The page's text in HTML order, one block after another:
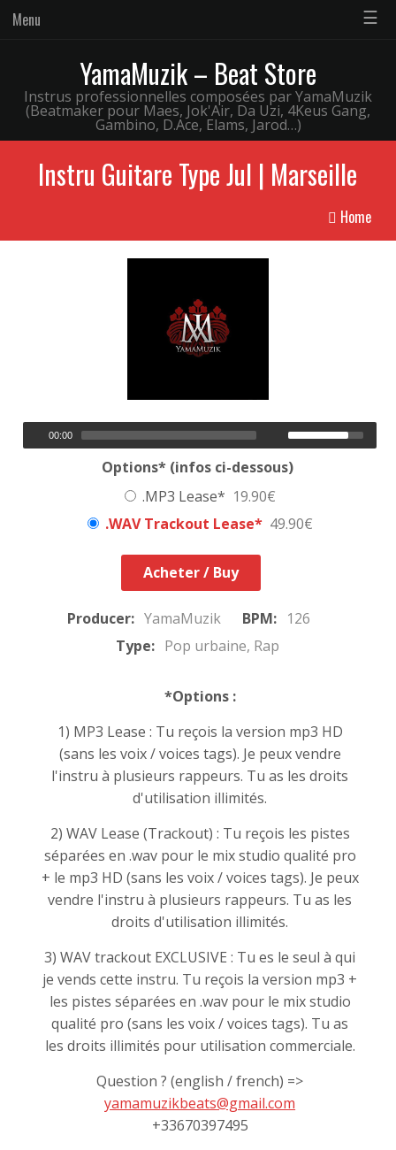
Menu ☰
YamaMuzik – Beat Store
Instrus professionnelles composées par YamaMuzik
(Beatmaker pour Maes, Jok'Air, Da Uzi, 4Keus Gang,
Gambino, D.Ace, Elams, Jarod…)
Instru Guitare Type Jul | Marseille
Home
00:00
Options* (infos ci-dessous)
.MP3 Lease* 19.90€
.WAV Trackout Lease* 49.90€
Acheter / Buy
Producer: YamaMuzik BPM: 126
Type: Pop urbaine, Rap
*Options :
1) MP3 Lease : Tu reçois la version mp3 HD
(sans les voix / voices tags). Je peux vendre
l'instru à plusieurs rappeurs. Tu as les droits
d'utilisation illimités.
2) WAV Lease (Trackout) : Tu reçois les pistes
séparées en .wav pour le mix studio qualité pro
+ le mp3 HD (sans les voix / voices tags). Je peux
vendre l'instru à plusieurs rappeurs. Tu as les
droits d'utilisation illimités.
3) WAV trackout EXCLUSIVE : Tu es le seul à qui
je vends cette instru. Tu reçois la version mp3 +
les pistes séparées en .wav pour le mix studio
qualité pro (sans les voix / voices tags). Tu as
les droits illimités pour utilisation commerciale.
Question ? (english / french) =>
yamamuzikbeats@gmail.com
+33670397495